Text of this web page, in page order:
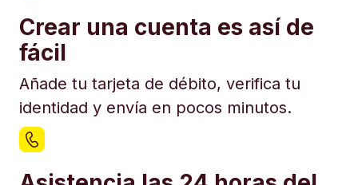
Crear una cuenta es así de
fácil
Añade tu tarjeta de débito, verifica tu
identidad y envía en pocos minutos.